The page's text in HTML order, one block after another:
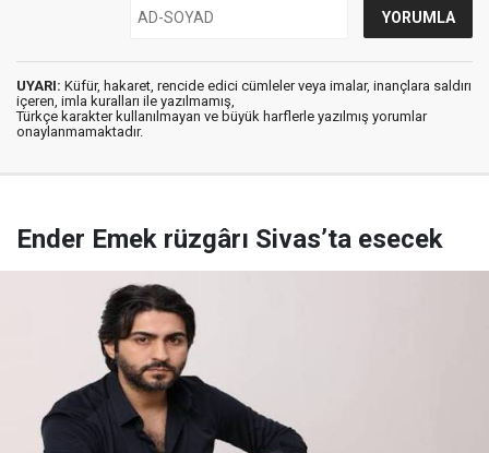
UYARI: Küfür, hakaret, rencide edici cümleler veya imalar, inançlara saldırı
içeren, imla kuralları ile yazılmamış,
Türkçe karakter kullanılmayan ve büyük harflerle yazılmış yorumlar
onaylanmamaktadır.
Ender Emek rüzgârı Sivas’ta esecek